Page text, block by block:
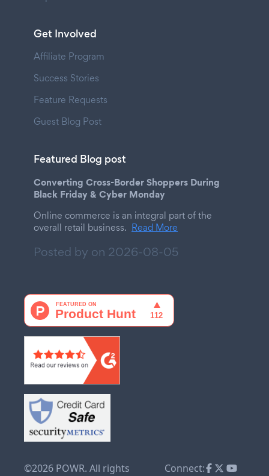
Get Involved
Affiliate Program
Success Stories
Feature Requests
Guest Blog Post
Featured Blog post
Converting Cross-Border Shoppers During
Black Friday & Cyber Monday
Online commerce is an integral part of the
overall retail business. Read More
Posted by on 2026-08-05
©2026 POWR. All rights Connect: